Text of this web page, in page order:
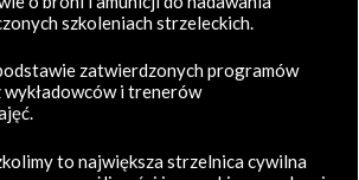
szkoleniach strzeleckich.
zatwierdzonych programów
i trenerów
to największa strzelnica cywilna